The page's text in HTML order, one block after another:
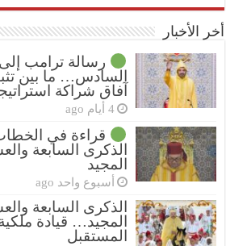
أخر الأخبار
رسالة ترامب
السادس… ما بين
آفاق شراكة
4 أيام ago
قراءة في
الذكرى السابعة
المجيد
أسبوع واحد ago
الذكرى السابعة
المجيد… قيادة
المستقبل